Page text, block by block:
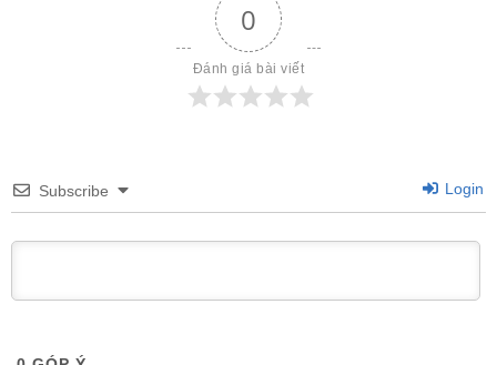
0
Đánh giá bài viết
Subscribe Login